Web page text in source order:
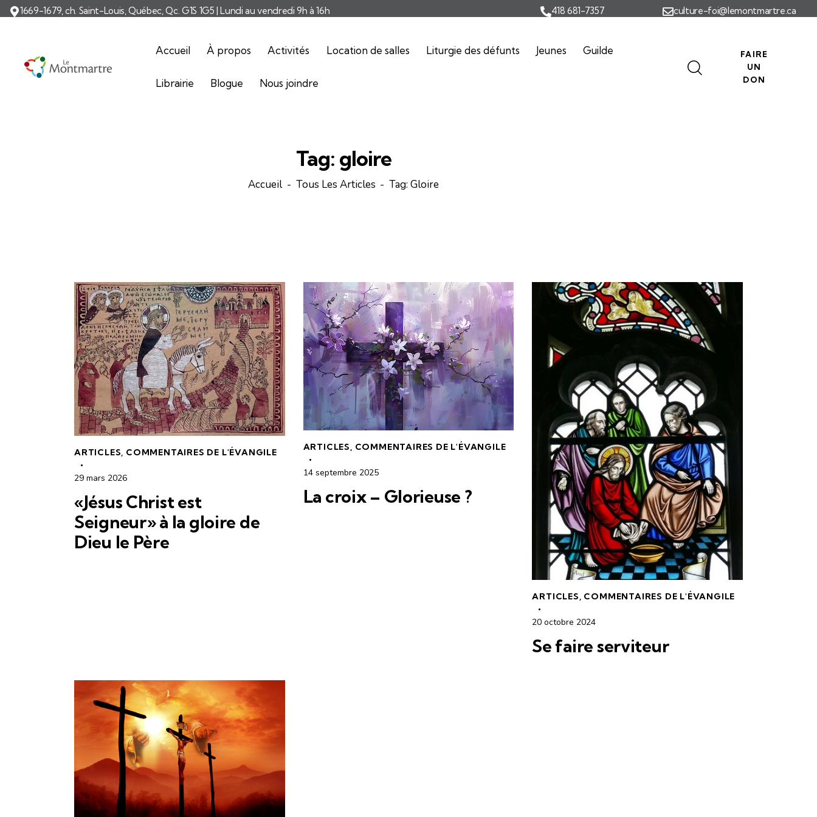
1669-1679, ch. Saint-Louis, Québec, Qc. G1S 1G5 | Lundi au vendredi 9h à 16h 418 681-7357 culture-foi@lemontmartre.ca
Accueil À propos Activités Location de salles Liturgie des défunts Jeunes Guilde
Librairie Blogue Nous joindre
FAIRE
UN
DON
Tag: gloire
Accueil Tous Les Articles Tag: Gloire
ARTICLES, COMMENTAIRES DE L'ÉVANGILE
29 mars 2026
«Jésus Christ est
Seigneur» à la gloire de
Dieu le Père
ARTICLES, COMMENTAIRES DE L'ÉVANGILE
14 septembre 2025
La croix – Glorieuse ?
ARTICLES COMMENTAIRES DE L'ÉVANGILE
20 octobre 2024
Se faire serviteur